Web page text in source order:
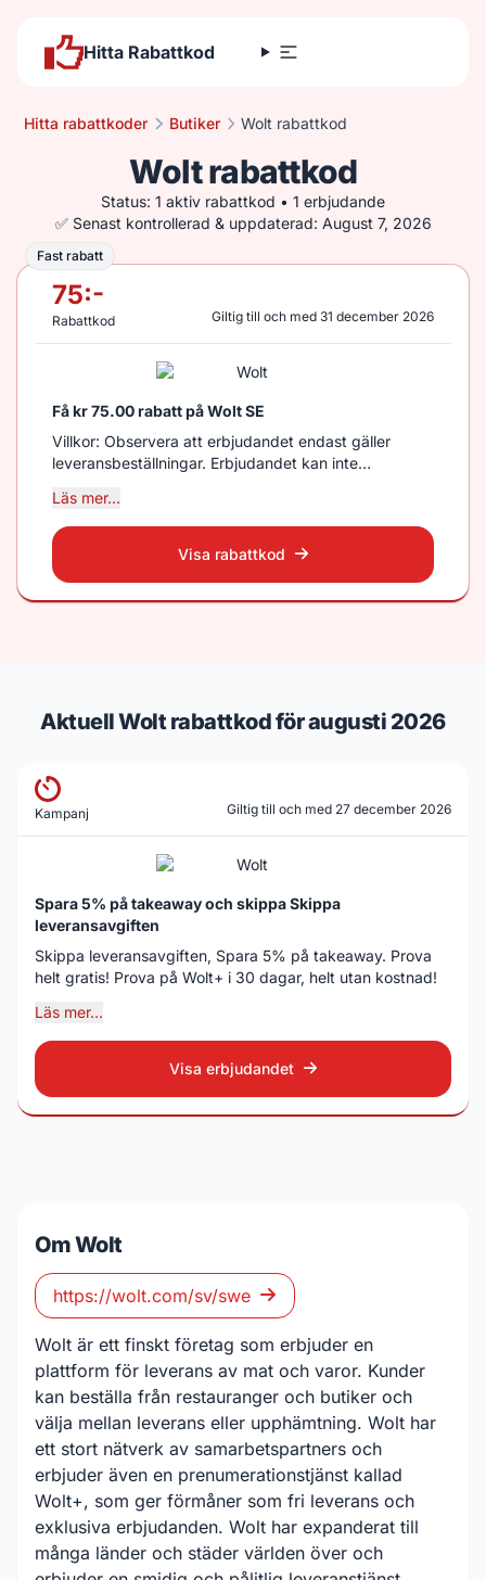
Hitta Rabattkod
Hitta rabattkoder Butiker Wolt rabattkod
Wolt rabattkod
Status: 1 aktiv rabattkod • 1 erbjudande
✅ Senast kontrollerad & uppdaterad: August 7, 2026
Fast rabatt
75:-
Rabattkod Giltig till och med 31 december 2026
Få kr 75.00 rabatt på Wolt SE
Villkor: Observera att erbjudandet endast gäller
leveransbeställningar. Erbjudandet kan inte
och med den 31 december 2026. Erbjudandet gäller
endast nya användare som inte tidigare har gjort köp
eller använt en kampanjkod. Rabatterna är giltiga i 14
dagar från det att koden anges. Wolt förbehåller sig
Läs mer...
Visa rabattkod
Aktuell Wolt rabattkod för augusti 2026
Kampanj Giltig till och med 27 december 2026
Spara 5% på takeaway och skippa Skippa
leveransavgiften
Skippa leveransavgiften, Spara 5% på takeaway. Prova
helt gratis! Prova på Wolt+ i 30 dagar, helt utan kostnad!
Läs mer...
Visa erbjudandet
Om Wolt
https://wolt.com/sv/swe
Wolt är ett finskt företag som erbjuder en
plattform för leverans av mat och varor. Kunder
kan beställa från restauranger och butiker och
välja mellan leverans eller upphämtning. Wolt har
ett stort nätverk av samarbetspartners och
erbjuder även en prenumerationstjänst kallad
Wolt+, som ger förmåner som fri leverans och
exklusiva erbjudanden. Wolt har expanderat till
många länder och städer världen över och